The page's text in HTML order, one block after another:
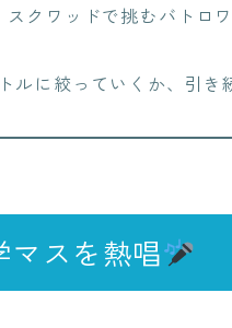
スクワッドで挑むバトロ
ルに絞っていくか、引き
マスを熱唱